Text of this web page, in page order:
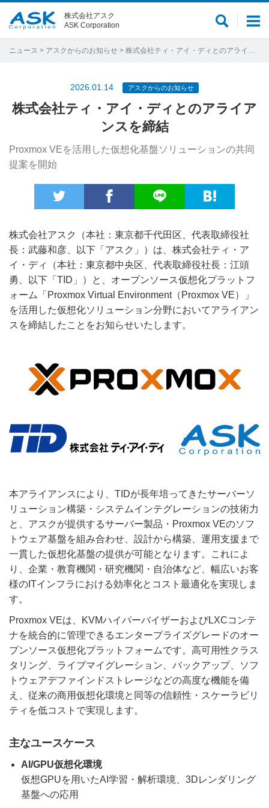
メ
ュ
サ
ト
株式会社アスク
ASK Corporation
ニュース > アスクからのお知らせ > 株式会社ティ・アイ・ディとのアライアンスを締結
2026.01.14 アスクからのお知らせ
株式会社ティ・アイ・ディとのアライア
ンスを締結
Proxmox VEを活用した仮想化基盤ソリューションの共同
提案を開始
株式会社アスク（本社：東京都千代田区、代表取締役社
長：武藤和彦、以下「アスク」）は、株式会社ティ・ア
イ・ディ（本社：東京都中央区、代表取締役社長：江頭
勇、以下「TID」）と、オープンソース仮想化プラットフ
ォーム「Proxmox Virtual Environment（Proxmox VE）」
を活用した仮想化ソリューション分野においてアライアン
スを締結したことをお知らせいたします。
本アライアンスにより、TIDが長年培ってきたサーバーソ
リューション構築・システムインテグレーションの技術力
と、アスクが提供するサーバー製品・Proxmox VEのソフ
トウェア基盤を組み合わせ、設計から構築、運用支援まで
一貫した仮想化基盤の提供が可能となります。これによ
り、企業・教育機関・研究機関・自治体など、幅広いお客
様のITインフラにおける効率化とコスト最適化を実現しま
す。
Proxmox VEは、KVMハイパーバイザーおよびLXCコンテ
ナを統合的に管理できるエンタープライズグレードのオー
プンソース仮想化プラットフォームです。高可用性クラス
タリング、ライブマイグレーション、バックアップ、ソフ
トウェアデファインドストレージなどの高度な機能を備
え、従来の商用仮想化環境と同等の信頼性・スケーラビリ
ティを低コストで実現します。
主なユースケース
AI/GPU仮想化環境
仮想GPUを用いたAI学習・解析環境、3Dレンダリング
基盤への応用